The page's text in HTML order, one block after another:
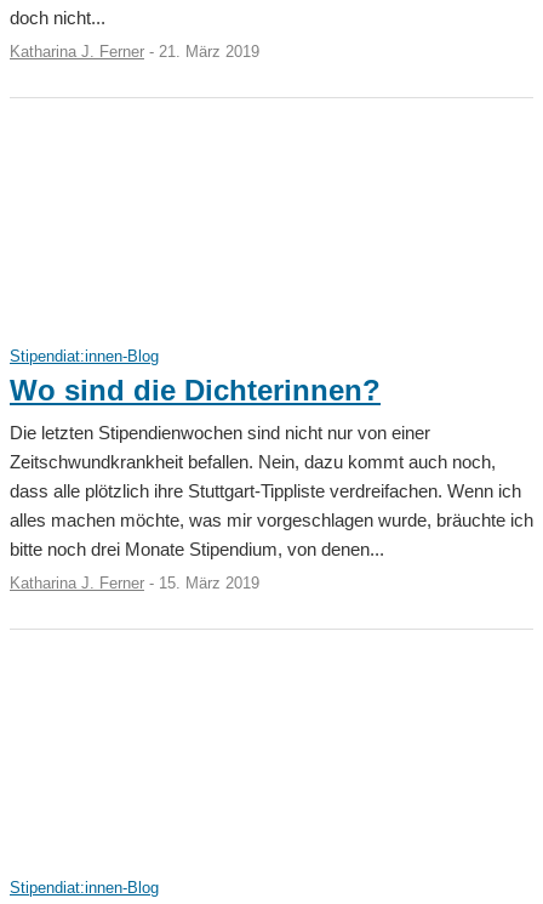
doch nicht...
Katharina J. Ferner - 21. März 2019
Stipendiat:innen-Blog
Wo sind die Dichterinnen?
Die letzten Stipendienwochen sind nicht nur von einer
Zeitschwundkrankheit befallen. Nein, dazu kommt auch noch,
dass alle plötzlich ihre Stuttgart-Tippliste verdreifachen. Wenn ich
alles machen möchte, was mir vorgeschlagen wurde, bräuchte ich
bitte noch drei Monate Stipendium, von denen...
Katharina J. Ferner - 15. März 2019
Stipendiat:innen-Blog